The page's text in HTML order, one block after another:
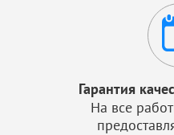
Гарантия
На все